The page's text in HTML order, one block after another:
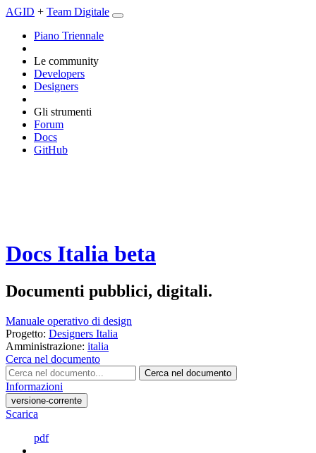
AGID + Team Digitale
Piano Triennale
Le community
Developers
Designers
Gli strumenti
Forum
Docs
GitHub
Docs Italia beta
Documenti pubblici, digitali.
Manuale operativo di design
Progetto: Designers Italia
Amministrazione: italia
Cerca nel documento
Cerca nel documento
Informazioni
versione-corrente
Scarica
pdf